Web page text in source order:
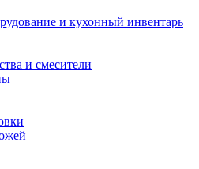
и кухонный инвентарь
и смесители